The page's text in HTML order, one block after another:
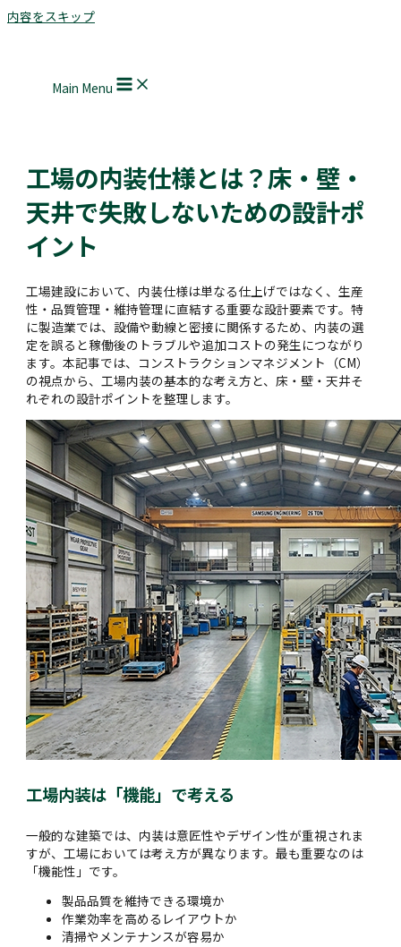
内容をスキップ
Main Menu
工場の内装仕様とは？床・壁・
天井で失敗しないための設計ポ
イント
工場建設において、内装仕様は単なる仕上げではなく、生産
性・品質管理・維持管理に直結する重要な設計要素です。特
に製造業では、設備や動線と密接に関係するため、内装の選
定を誤ると稼働後のトラブルや追加コストの発生につながり
ます。本記事では、コンストラクションマネジメント（CM）
の視点から、工場内装の基本的な考え方と、床・壁・天井そ
れぞれの設計ポイントを整理します。
工場内装は「機能」で考える
一般的な建築では、内装は意匠性やデザイン性が重視されま
すが、工場においては考え方が異なります。最も重要なのは
「機能性」です。
製品品質を維持できる環境か
作業効率を高めるレイアウトか
清掃やメンテナンスが容易か